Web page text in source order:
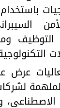
التوظيف